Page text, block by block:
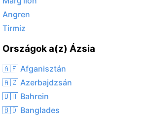
Angren
Tirmiz
Országok a(z) Ázsia
🇦🇫 Afganisztán
🇦🇿 Azerbajdzsán
🇧🇭 Bahrein
🇧🇩 Banglades